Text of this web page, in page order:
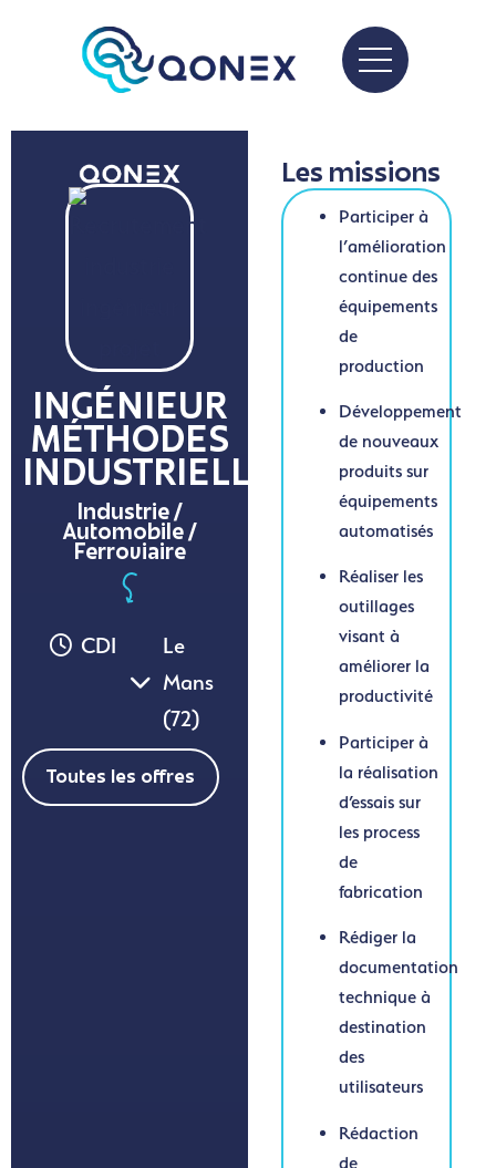
INGÉNIEUR
MÉTHODES
INDUSTRIELLES
Industrie /
Automobile /
Ferroviaire
CDI
Le
Mans
(72)
Toutes les offres
Les missions
Participer à
l’amélioration
continue des
équipements
de
production
Développement
de nouveaux
produits sur
équipements
automatisés
Réaliser les
outillages
visant à
améliorer la
productivité
Participer à
la réalisation
d’essais sur
les process
de
fabrication
Rédiger la
documentation
technique à
destination
des
utilisateurs
Rédaction
de